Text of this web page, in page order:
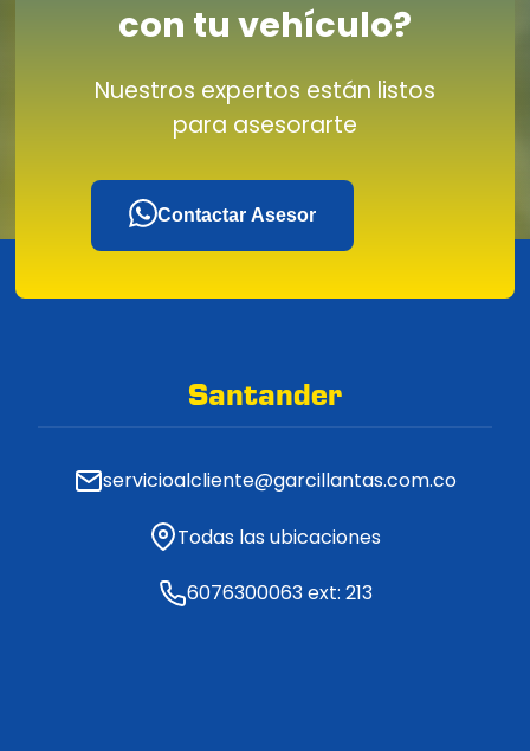
con tu vehículo?
Nuestros expertos están listos
para asesorarte
Contactar Asesor
Santander
servicioalcliente@garcillantas.com.co
Todas las ubicaciones
6076300063 ext: 213